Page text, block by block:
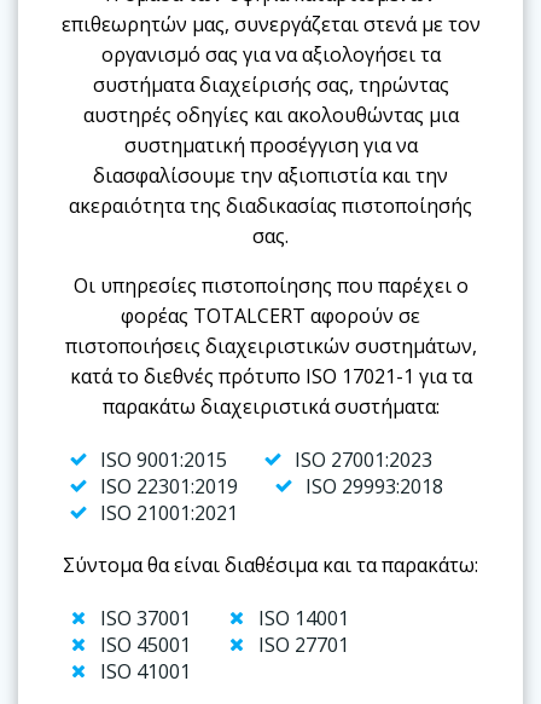
επιθεωρητών μας, συνεργάζεται στενά με τον
οργανισμό σας για να αξιολογήσει τα
συστήματα διαχείρισής σας, τηρώντας
αυστηρές οδηγίες και ακολουθώντας μια
συστηματική προσέγγιση για να
διασφαλίσουμε την αξιοπιστία και την
ακεραιότητα της διαδικασίας πιστοποίησής
σας.
Οι υπηρεσίες πιστοποίησης που παρέχει ο
φορέας TOTALCERT αφορούν σε
πιστοποιήσεις διαχειριστικών συστημάτων,
κατά το διεθνές πρότυπο ISO 17021-1 για τα
παρακάτω διαχειριστικά συστήματα:
ISO 9001:2015
ISO 27001:2023
ISO 22301:2019
ISO 29993:2018
ISO 21001:2021
Σύντομα θα είναι διαθέσιμα και τα παρακάτω:
ISO 37001
ISO 14001
ISO 45001
ISO 27701
ISO 41001